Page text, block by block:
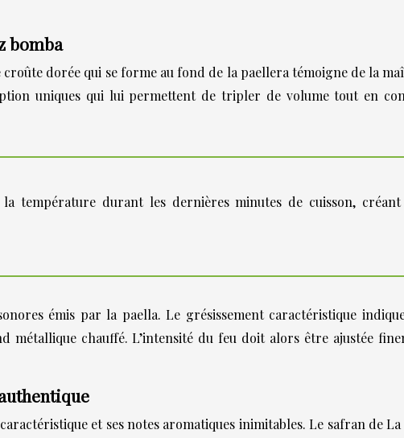
bomba
croûte dorée qui se forme au fond de la paellera témoigne de la
uniques qui lui permettent de tripler de volume tout en
température durant les dernières minutes de cuisson,
émis par la paella. Le grésissement caractéristique
chauffé. L’intensité du feu doit alors être ajustée
et ses notes aromatiques inimitables. Le safran de